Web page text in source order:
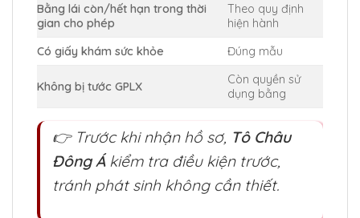
Bằng lái còn/hết hạn trong thời
gian cho phép
Theo quy định
hiện hành
Có giấy khám sức khỏe
Đúng mẫu
Không bị tước GPLX
Còn quyền sử
dụng bằng
👉 Trước khi nhận hồ sơ, Tô Châu
Đông Ákiểm tra điều kiện trước,
tránh phát sinh không cần thiết.